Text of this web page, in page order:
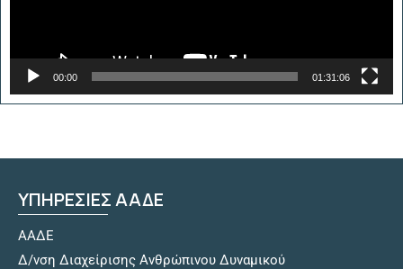
00:00 01:31:06
ΥΠΗΡΕΣΙΕΣ ΑΑΔΕ
ΑΑΔΕ
Δ/νση Διαχείρισης Ανθρώπινου Δυναμικού